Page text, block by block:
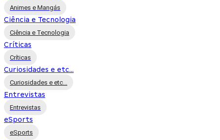
Animes e Mangás
Ciência e Tecnologia
Ciência e Tecnologia
Críticas
Críticas
Curiosidades e etc...
Curiosidades e etc...
Entrevistas
Entrevistas
eSports
eSports